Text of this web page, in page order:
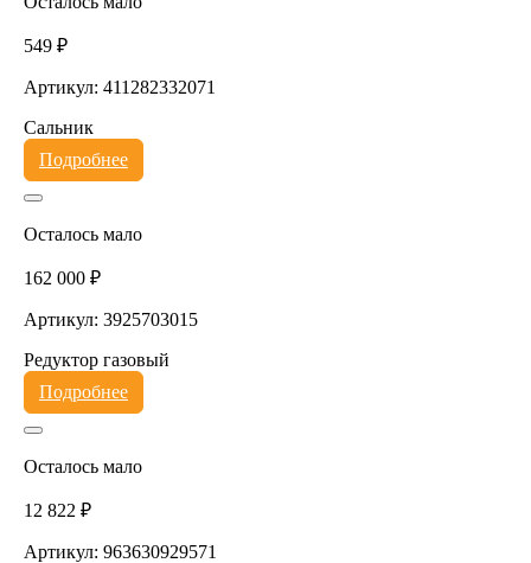
549 ₽
Артикул: 411282332071
Сальник
Подробнее
Осталось мало
162 000 ₽
Артикул: 3925703015
Редуктор газовый
Подробнее
Осталось мало
12 822 ₽
Артикул: 963630929571